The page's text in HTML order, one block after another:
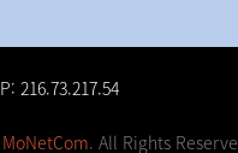
216.73.217.54
MoNetCom. All Rights